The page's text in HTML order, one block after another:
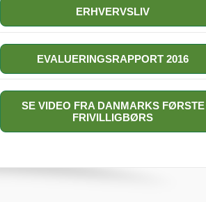
ERHVERVSLIV
EVALUERINGSRAPPORT 2016
SE VIDEO FRA DANMARKS FØRSTE
FRIVILLIGBØRS